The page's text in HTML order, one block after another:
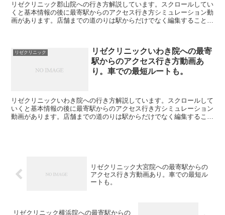
リゼクリニック郡山院への行き方解説しています。スクロールしてい
くと基本情報の後に最寄駅からのアクセス行き方シミュレーション動
画があります。店舗までの道のりは駅からだけでなく編集することで
リゼクリニック
リゼクリニックいわき院への最寄
駅からのアクセス行き方動画あ
り。車での最短ルートも。
リゼクリニックいわき院への行き方解説しています。スクロールして
いくと基本情報の後に最寄駅からのアクセス行き方シミュレーション
動画があります。店舗までの道のりは駅からだけでなく編集すること
リゼクリニック大宮院への最寄駅からの
アクセス行き方動画あり。車での最短ル
ートも。
リゼクリニック横浜院への最寄駅からの